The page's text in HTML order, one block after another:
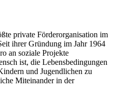
private Förderorganisation im
ihrer Gründung im Jahr 1964
an soziale Projekte
ist, die Lebensbedingungen
und Jugendlichen zu
Miteinander in der